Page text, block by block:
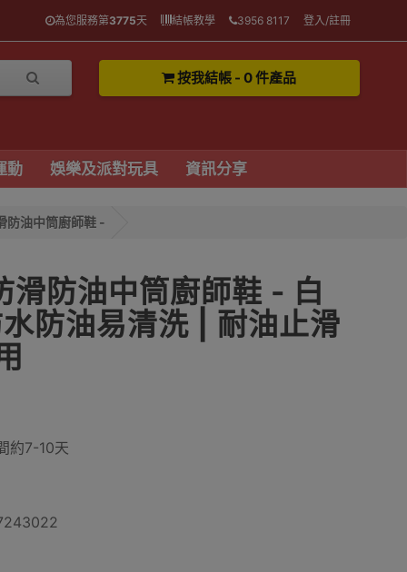
為您服務第3775天 結帳教學 3956 8117 登入/註冊
按我結帳 - 0 件產品
動 娛樂及派對玩具 資訊分享
防油中筒廚師鞋 -
滑防油中筒廚師鞋 - 白
防油易清洗 | 耐油止滑
約7-10天